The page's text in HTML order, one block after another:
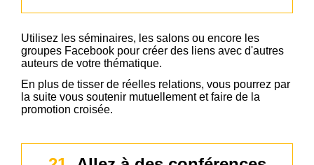
Utilisez les séminaires, les salons ou encore les
groupes Facebook pour créer des liens avec d'autres
auteurs de votre thématique.
En plus de tisser de réelles relations, vous pourrez par
la suite vous soutenir mutuellement et faire de la
promotion croisée.